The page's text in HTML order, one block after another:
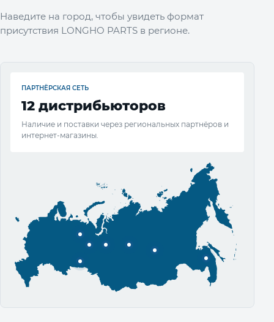
Наведите на город, чтобы увидеть формат
присутствия LONGHO PARTS в регионе.
ПАРТНЁРСКАЯ СЕТЬ
12 дистрибьюторов
Наличие и поставки через региональных партнёров и
интернет-магазины.